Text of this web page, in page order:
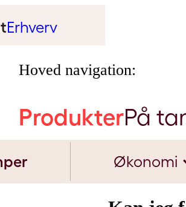
Erhverv
Hoved navigation:
ProdukterPå
Økonomi